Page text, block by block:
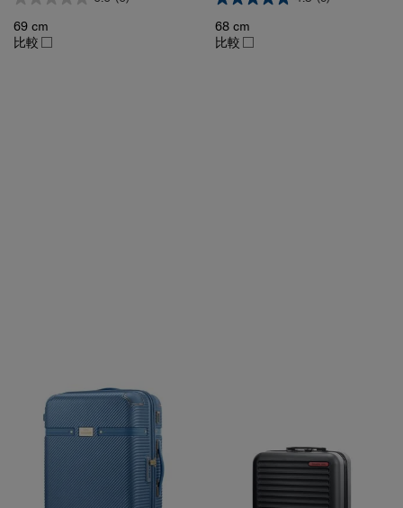
69 cm
比較
68 cm
比較